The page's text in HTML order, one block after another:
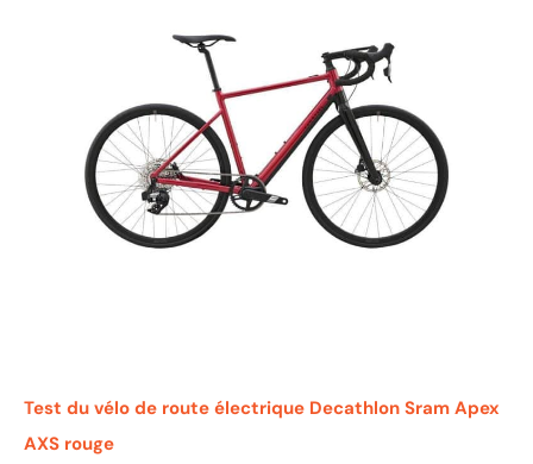
Test du vélo de route électrique Decathlon Sram Apex
AXS rouge